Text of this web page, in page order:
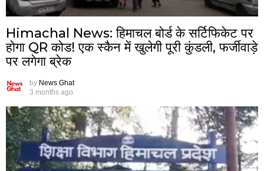
Himachal News: हिमाचल बोर्ड के सर्टिफिकेट पर
होगा QR कोड! एक स्कैन में खुलेगी पूरी कुंडली, फर्जीवाड़े
पर लगेगा ब्रेक
by News Ghat
3 months ago